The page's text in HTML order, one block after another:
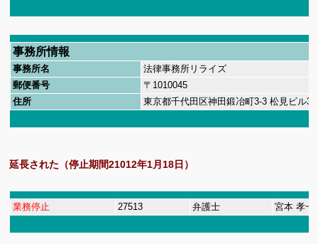
事務所情報
事務所名
法律事務所リライズ
郵便番号
〒 1010045
住所
東京都千代田区神田鍛冶町3-3松見ビル3
延長された（停止期間21012年1月18日）
業務停止 27513 弁護士 宮本 孝一